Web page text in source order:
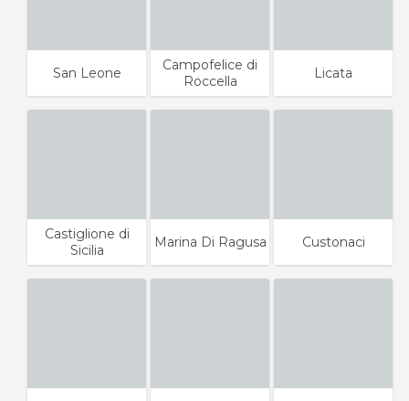
San Leone
Campofelice di
Roccella
Licata
Castiglione di
Sicilia
Marina Di Ragusa Custonaci